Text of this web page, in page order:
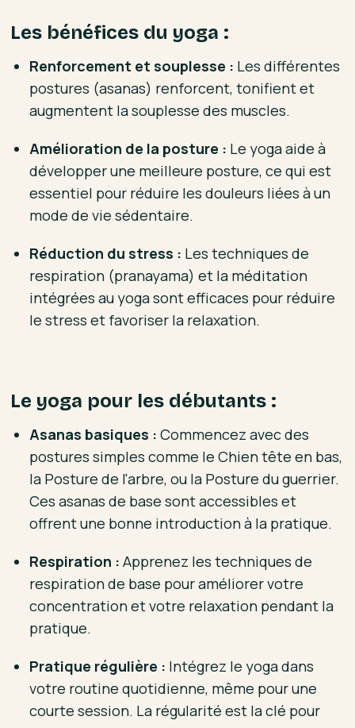
Les bénéfices du yoga :
Renforcement et souplesse : Les différentes
postures (asanas) renforcent, tonifient et
augmentent la souplesse des muscles.
Amélioration de la posture : Le yoga aide à
développer une meilleure posture, ce qui est
essentiel pour réduire les douleurs liées à un
mode de vie sédentaire.
Réduction du stress : Les techniques de
respiration (pranayama) et la méditation
intégrées au yoga sont efficaces pour réduire
le stress et favoriser la relaxation.
Le yoga pour les débutants :
Asanas basiques : Commencez avec des
postures simples comme le Chien tête en bas,
la Posture de l'arbre, ou la Posture du guerrier.
Ces asanas de base sont accessibles et
offrent une bonne introduction à la pratique.
Respiration : Apprenez les techniques de
respiration de base pour améliorer votre
concentration et votre relaxation pendant la
pratique.
Pratique régulière : Intégrez le yoga dans
votre routine quotidienne, même pour une
courte session. La régularité est la clé pour